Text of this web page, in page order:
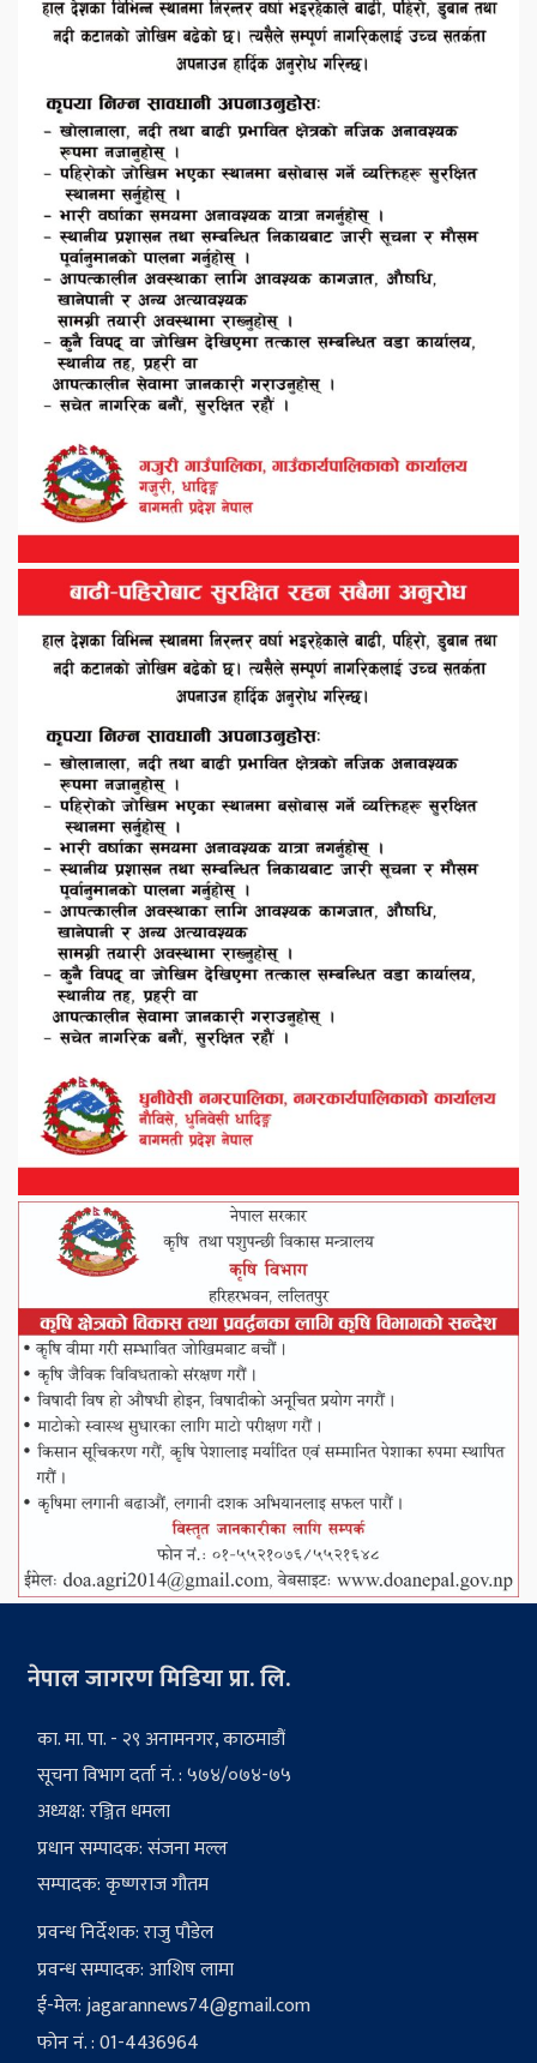
नेपाल जागरण मिडिया प्रा. लि.
का. मा. पा. - २९ अनामनगर, काठमाडौं
सूचना विभाग दर्ता नं. : ५७४/०७४-७५
अध्यक्ष: रञ्जित धमला
प्रधान सम्पादक: संजना मल्ल
सम्पादक: कृष्णराज गौतम
प्रवन्ध निर्देशक: राजु पौडेल
प्रवन्ध सम्पादक: आशिष लामा
ई-मेल:jagarannews74@gmail.com
फोन नं. : 01-4436964